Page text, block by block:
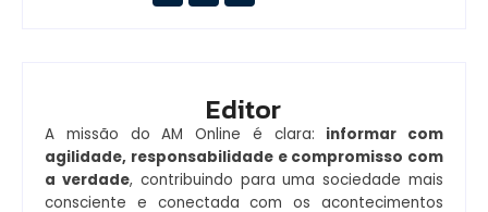
Editor
A missão do AM Online é clara: informar com
agilidade, responsabilidade e compromisso com
a verdade, contribuindo para uma sociedade mais
consciente e conectada com os acontecimentos